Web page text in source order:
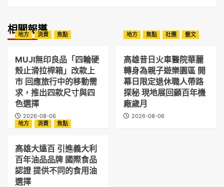
相關報導
地方 消費 焦點
MUJI無印良品「四輪硬
殼止滑拉桿箱」改款上
市 回應旅行中的移動需
求，推出四款尺寸與四
色選擇
2026-08-06
地方 焦點 社團 藝文
高雄昔日火車醫院華麗
轉身為親子遊樂園區 開
幕日限定退休職人帶路
探秘 現地展回顧百年機
廠歲月
2026-08-06
地方
消費 焦點
高雄大遠百 引進義大利
百年油品品牌 國際食品
認證 提供不同的食用油
選擇